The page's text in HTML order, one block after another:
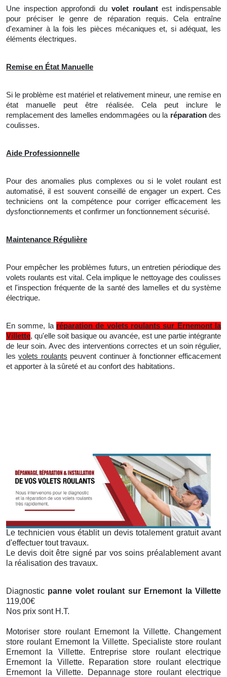
Une inspection approfondi du volet roulantest indispensable
pour préciser
legenre de réparation requis. Cela entraîne
d'examiner à la fois les pièces mécaniques et, si adéquat, les
éléments électriques.
Remise en État Manuelle
Si le problème est matériel et relativement mineur, une remise en
état manuelle peut être réalisée. Cela peut inclure
le
remplacement des lamelles endommagées ou la réparationdes
coulisses.
Aide Professionnelle
Pour des anomalies plus complexes ou si le volet roulant est
automatisé, il est souvent conseillé de engager un expert. Ces
techniciens ont la compétence pour corriger efficacement les
dysfonctionnements et confirmer un fonctionnement sécurisé.
Maintenance Régulière
Pour empêcher les problèmes futurs, un entretien périodique des
volets roulants est vital. Cela implique le nettoyage des coulisses
et l'inspection fréquente de la santé des lamelles et du système
électrique.
En somme, la réparation de volets roulants sur Ernemont la
Villette, qu'elle soit basique ou avancée, est une partie intégrante
de leur soin. Avec des interventions correctes et un soin régulier,
lesvolets roulants peuvent continuer à fonctionner efficacement
et apporter à la sûreté et au confort des habitations.
Le technicien vous établit un devis totalement gratuit avant
d'effectuer tout travaux.
Le devis doit être signé par vos soins préalablement avant
la réalisation des travaux.
Diagnostic panne volet roulant sur Ernemont la Villette
119,00€
Nos prix sont H.T.
Motoriser store roulant Ernemont la Villette. Changement
store roulant Ernemont la Villette. Specialiste store roulant
Ernemont la Villette. Entreprise store roulant electrique
Ernemont la Villette. Reparation store roulant electrique
Ernemont la Villette. Depannage store roulant electrique